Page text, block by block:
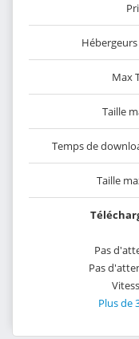
Max
Taille
Temps de
Taille
Pas
Pas
Plus de